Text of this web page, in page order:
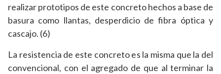
realizar prototipos de este concreto hechos a base de
basura como llantas, desperdicio de fibra óptica y
cascajo. (6)
La resistencia de este concreto es la misma que la del
convencional, con el agregado de que al terminar la